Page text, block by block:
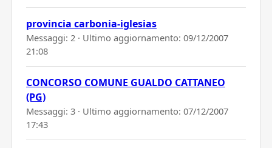
provincia carbonia-iglesias
Messaggi: 2 · Ultimo aggiornamento: 09/12/2007
21:08
CONCORSO COMUNE GUALDO CATTANEO
(PG)
Messaggi: 3 · Ultimo aggiornamento: 07/12/2007
17:43